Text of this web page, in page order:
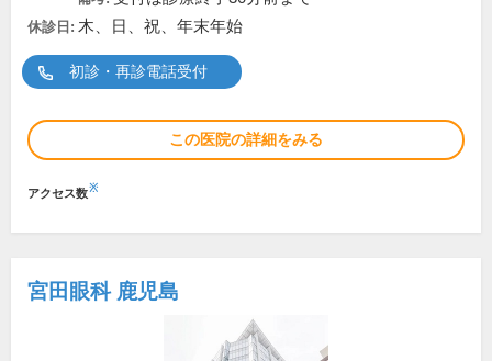
休診日: 木、日、祝、年末年始
初診・再診電話受付
この医院の詳細をみる
アクセス数※
宮田眼科 鹿児島